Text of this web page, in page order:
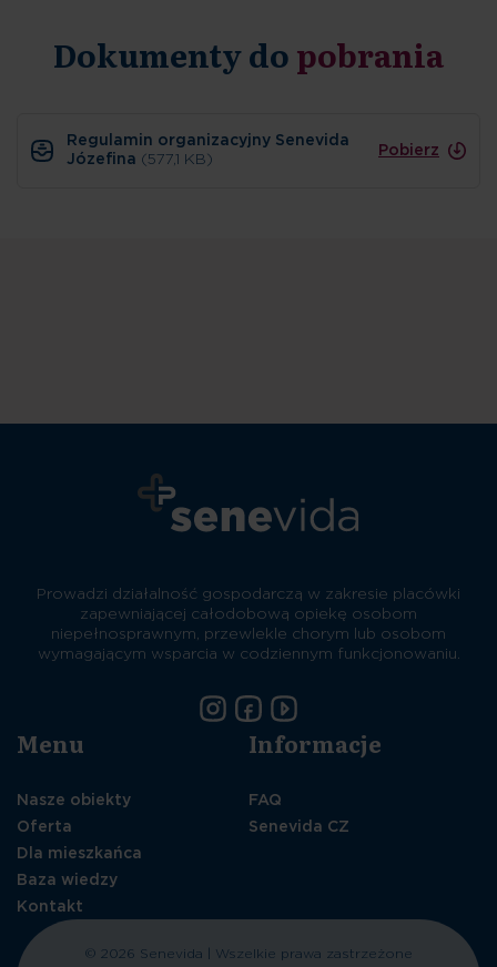
Dokumenty dopobrania
Regulamin organizacyjny Senevida
Józefina (577,1 KB)
Pobierz
Prowadzi działalność gospodarczą w zakresie placówki
zapewniającej całodobową opiekę osobom
niepełnosprawnym, przewlekle chorym lub osobom
wymagającym wsparcia w codziennym funkcjonowaniu.
Menu
Nasze obiekty
Oferta
Dla mieszkańca
Baza wiedzy
Kontakt
Informacje
FAQ
Senevida CZ
© 2026 Senevida | Wszelkie prawa zastrzeżone